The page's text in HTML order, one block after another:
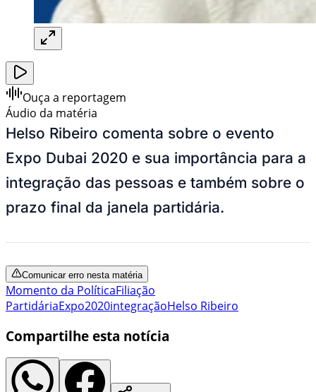
Ouça a reportagem
Áudio da matéria
Helso Ribeiro comenta sobre o evento
Expo Dubai 2020 e sua importância para a
integração das pessoas e também sobre o
prazo final da janela partidária.
Comunicar erro nesta matéria
Momento da PolíticaFiliação
PartidáriaExpo2020integraçãoHelso Ribeiro
Compartilhe esta notícia